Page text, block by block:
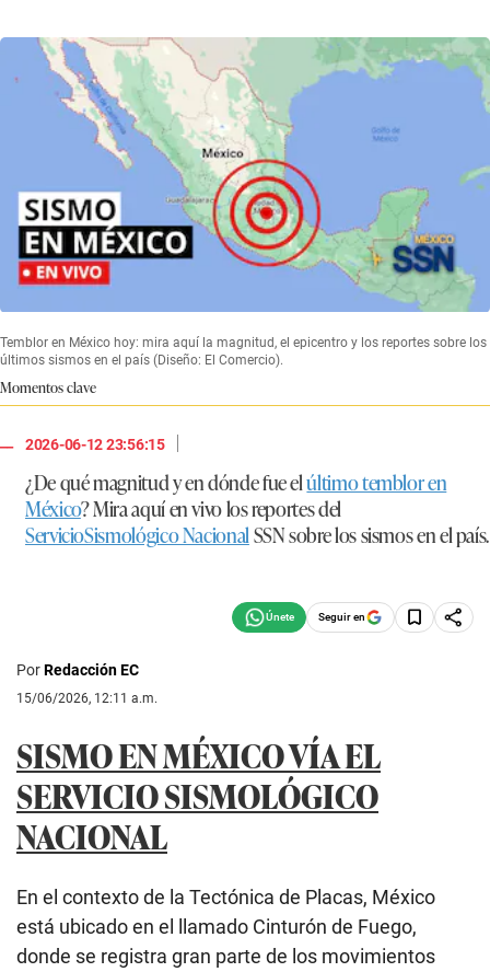
Temblor en México hoy: mira aquí la magnitud, el epicentro y los reportes sobre los
últimos sismos en el país (Diseño: El Comercio).
Momentos clave
2026-06-12 23:56:15
|
¿De qué magnitud y en dónde fue elúltimo temblor en
México? Mira aquí en vivo los reportes del
ServicioSismológico NacionalSSN sobre los sismos en el país.
Seguir en
PorRedacción EC
15/06/2026, 12:11 a.m.
SISMO EN MÉXICO VÍA EL
SERVICIO SISMOLÓGICO
NACIONAL
En el contexto de la Tectónica de Placas, México
está ubicado en el llamado Cinturón de Fuego,
donde se registra gran parte de los movimientos